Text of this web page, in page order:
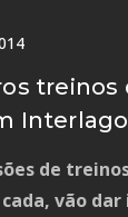
treinos
de
vão